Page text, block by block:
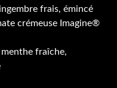
frais, émincé
crémeuse Imagine®
fraîche,